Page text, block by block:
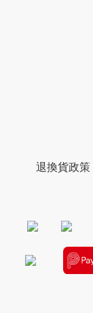
退換貨政